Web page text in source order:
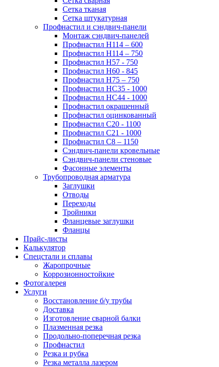
Сетка тканая
Сетка штукатурная
Профнастил и сэндвич-панели
Монтаж сэндвич-панелей
Профнастил Н114 – 600
Профнастил Н114 – 750
Профнастил Н57 - 750
Профнастил Н60 - 845
Профнастил Н75 – 750
Профнастил НС35 - 1000
Профнастил НС44 - 1000
Профнастил окрашенный
Профнастил оцинкованный
Профнастил С20 - 1100
Профнастил С21 - 1000
Профнастил С8 – 1150
Сэндвич-панели кровельные
Сэндвич-панели стеновые
Фасонные элементы
Трубопроводная арматура
Заглушки
Отводы
Переходы
Тройники
Фланцевые заглушки
Фланцы
Прайс-листы
Калькулятор
Спецстали и сплавы
Жаропрочные
Коррозионностойкие
Фотогалерея
Услуги
Восстановление б/у трубы
Доставка
Изготовление сварной балки
Плазменная резка
Продольно-поперечная резка
Профнастил
Резка и рубка
Резка металла лазером